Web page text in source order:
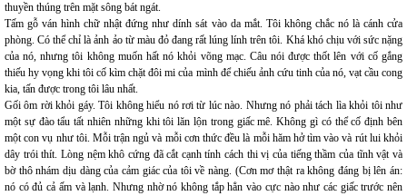
thuyền thúng trên mặt sông bát ngát.
Tấm gỗ ván hình chữ nhật đứng như dính sát vào da mắt. Tôi không chắc nó là cánh cửa
phòng. Có thể chỉ là ảnh ảo từ màu đỏ đang rất lúng lính trên tôi. Khá khó chịu với sức nặng
của nó, nhưng tôi không muốn hất nó khỏi võng mạc. Câu nói được thốt lên với cố gắng
thiếu hy vọng khi tôi cố kìm chặt đôi mi của mình để chiếu ảnh cứu tinh của nó, vạt cầu cong
kia, tấn được trong tôi lâu nhất.
Gối ôm rời khỏi gáy. Tôi không hiểu nó rơi từ lúc nào. Nhưng nó phải tách lìa khỏi tôi như
một sự đào tẩu tất nhiên những khi tôi lăn lộn trong giấc mê. Không gì có thể cố định bên
một con vụ như tôi. Mỗi trận ngủ và mỗi cơn thức đều là mỗi hăm hở tìm vào và rút lui khỏi
dây trói thít. Lòng nệm khô cứng đã cắt cạnh tính cách thi vị của tiếng thầm của tĩnh vật và
bờ thô nhám dịu dàng của cảm giác của tôi về nàng. (Cơn mơ thật ra không đáng bị lên án:
nó có đủ cả ấm và lạnh. Nhưng nhờ nó không tắp hẳn vào cực nào như các giấc trước nên